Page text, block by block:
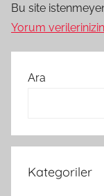
Bu site
Yorum
Ara
Kategoriler